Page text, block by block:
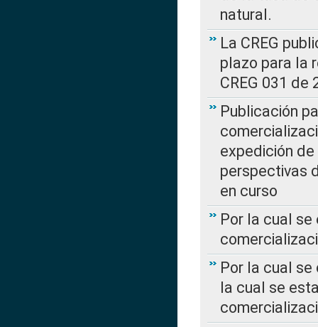
natural.
La CREG
plazo para la
CREG 031 de
Publicación
expedición de
perspectivas
en curso
Por la cual
Por la cual se
la cual se